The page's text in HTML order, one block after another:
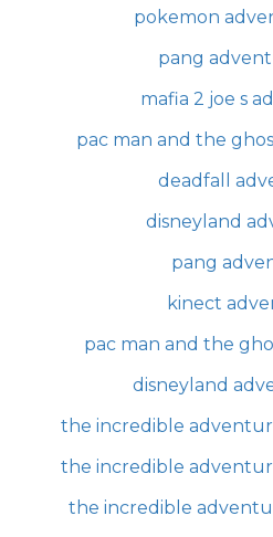
pokemon
pang
mafia 2 joe s
pac man and the
deadfall
disneyland
pang
kinect
pac man and the
disneyland
the incredible
the incredible
the incredible